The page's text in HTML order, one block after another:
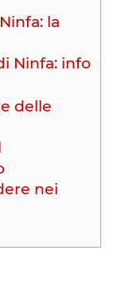
la
Ninfa: info
delle
nei